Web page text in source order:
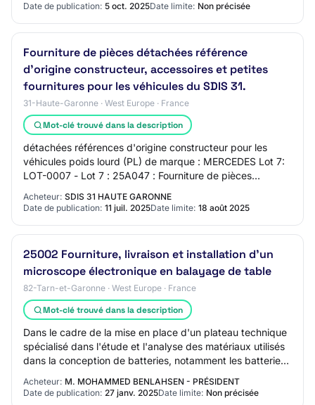
05
Date de publication: 5 oct. 2025Date limite: Non précisée
Fourniture de pièces détachées référence
d'origine constructeur, accessoires et petites
fournitures pour les véhicules du SDIS 31.
31-Haute-Garonne · West Europe · France
Mot-clé trouvé dans la description
détachées références d'origine constructeur pour les
véhicules poids lourd (PL) de marque : MERCEDES Lot 7:
LOT-0007 - Lot 7 : 25A047 : Fourniture de pièces
Acheteur: SDIS 31 HAUTE GARONNE
Date de publication: 11 juil. 2025Date limite: 18 août 2025
25002 Fourniture, livraison et installation d'un
microscope électronique en balayage de table
82-Tarn-et-Garonne · West Europe · France
Mot-clé trouvé dans la description
Dans le cadre de la mise en place d'un plateau technique
spécialisé dans l'étude et l'analyse des matériaux utilisés
dans la conception de batteries, notamment les batteries
Acheteur: M. MOHAMMED BENLAHSEN - PRÉSIDENT
Date de publication: 27 janv. 2025Date limite: Non précisée